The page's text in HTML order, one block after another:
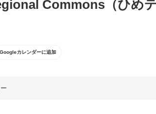
Commons（ひめ
Googleカレンダーに追加